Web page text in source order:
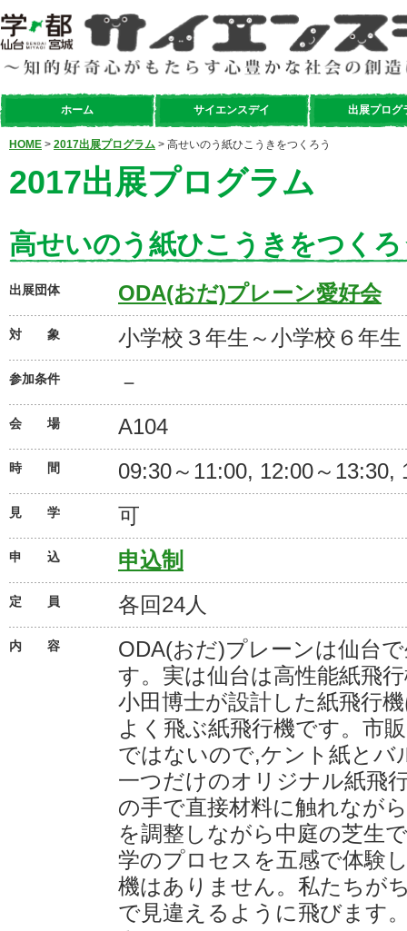
ホーム サイエンスデイ 出展プログ
HOME > 2017出展プログラム > 高せいのう紙ひこうきをつくろう
2017出展プログラム
高せいのう紙ひこうきをつく
出展団体 ODA(おだ)プレーン愛好会
対 象 小学校３年生～小学校６年生
参加条件 －
会 場 A104
時 間 09:30～11:00, 12:00～13:30,
見 学 可
申 込 申込制
定 員 各回24人
内 容
ODA(おだ)プレーンは仙台
す。実は仙台は高性能紙飛
小田博士が設計した紙飛行
よく飛ぶ紙飛行機です。市
ではないので,ケント紙とバ
一つだけのオリジナル紙飛
の手で直接材料に触れなが
を調整しながら中庭の芝生
学のプロセスを五感で体験
機はありません。私たちが
で見違えるように飛びます